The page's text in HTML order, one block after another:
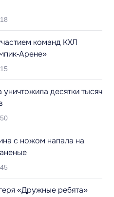
команд КХЛ
Арене»
уничтожила десятки тысяч
с ножом напала на
«Дружные ребята»